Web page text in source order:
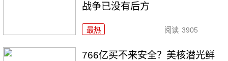
战争已没有后方
最热 阅读 3905
766亿买不来安全？美核潜光鲜